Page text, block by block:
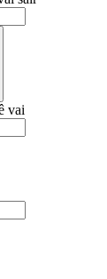
vai